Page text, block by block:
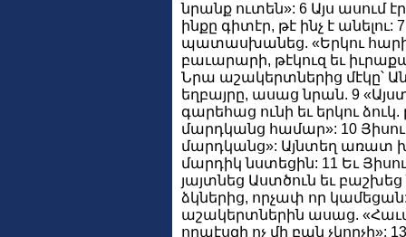
նրանք ուտեն»: 6 Այս ասում
ինքը գիտէր, թէ ինչ է
պատասխանեց. «Երկու
բաւարարի, թէկուզ եւ
Նրա աշակերտներից մէկը՝
եղբայրը, ասաց նրան. 9
գարեհաց ունի եւ երկու
մարդկանց համար»: 10
մարդկանց»: Այնտեղ առատ
մարդիկ նստեցին: 11 Եւ
յայտնեց Աստծուն եւ բաշխեց
ձկներից, որչափ որ
աշակերտներին ասաց.
որպէսզի ոչ մի բան չկորչի»: